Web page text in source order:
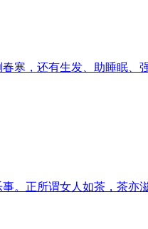
寒，还有生发、助睡眠
。正所谓女人如茶，茶